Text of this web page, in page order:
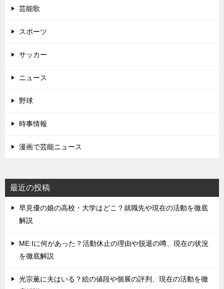
芸能歌
スポーツ
サッカー
ニュース
野球
時事情報
漫画で芸能ニュース
最近の投稿
早見優の娘の高校・大学はどこ？就職先や現在の活動を徹底
解説
ME:Iに何があった？活動休止の理由や脱退の噂、現在の状況
を徹底解説
光宗薫に夫はいる？絵の値段や個展の評判、現在の活動を徹